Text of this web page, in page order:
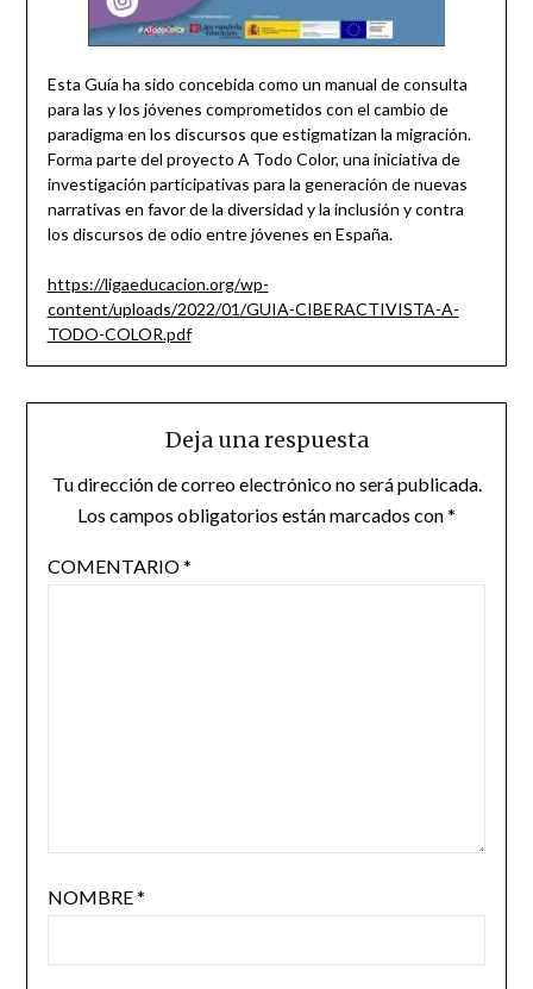
Esta Guía ha sido concebida como un manual de consulta
para las y los jóvenes comprometidos con el cambio de
paradigma en los discursos que estigmatizan la migración.
Forma parte del proyecto A Todo Color, una iniciativa de
investigación participativas para la generación de nuevas
narrativas en favor de la diversidad y la inclusión y contra
los discursos de odio entre jóvenes en España.
https://ligaeducacion.org/wp-
content/uploads/2022/01/GUIA-CIBERACTIVISTA-A-
TODO-COLOR.pdf
Deja una respuesta
Tu dirección de correo electrónico no será publicada.
Los campos obligatorios están marcados con*
COMENTARIO*
NOMBRE*